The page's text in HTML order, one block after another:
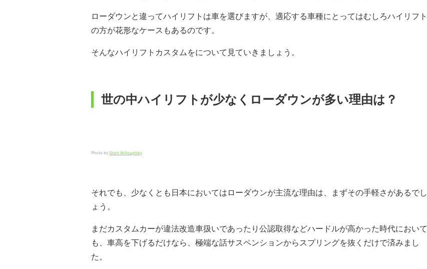
ローダウンと違ってハイリフトは車を選びますが、適応する車種にとってはむしろハイリフト
の方が花形なケースもあるのです。
そんなハイリフトカスタムをについて見ていきましょう。
世の中ハイリフトが少なくローダウンが多い理由は？
Photo by Scott Willoughby
それでも、少なくとも日本においてはローダウンが主流な理由は、まずその手軽さがあるでし
ょう。
まだカスタムカーが違法改造車扱いであったり公認取得などハードルが高かった時代において
も、車高を下げるだけなら、極端な話サスペンションからスプリングを抜くだけで済みまし
た。